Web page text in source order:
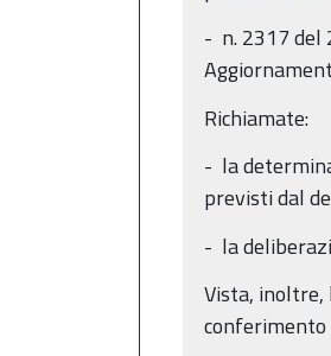
- n. 2317 del
Richiamate:
- la
previsti dal
- la
Vista, inoltre,
conferimento